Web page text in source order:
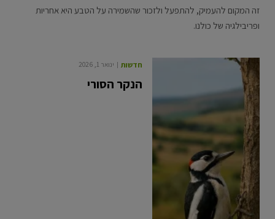
זה המקום להעמיק, להתפעל ולזכור שהשמירה על הטבע היא אחריות
ופריבילגיה של כולנו.
חדשות ינואר 1, 2026
הנקר הסורי